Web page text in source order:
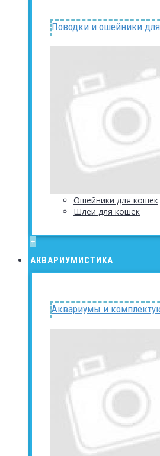
Поводки и ошейники
Ошейники для кошек
Шлеи для кошек
+
АКВАРИУМИСТИКА
Аквариумы и